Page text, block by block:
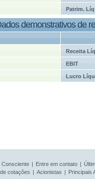
Patrim. Líq
demonstrativos de
Receita
EBIT
Lucro
Consciente | Entre em contato |
cotações | Acionistas | Principais